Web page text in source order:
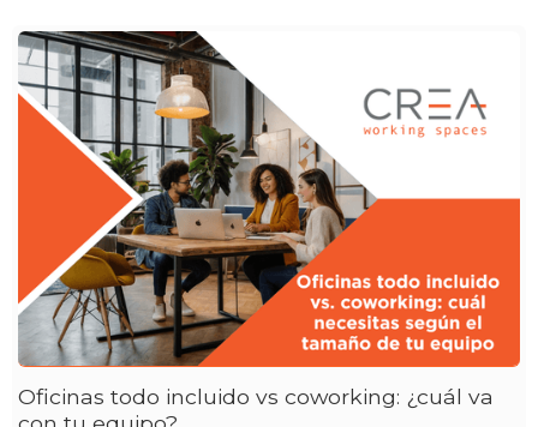
Oficinas todo incluido vs coworking: ¿cuál va